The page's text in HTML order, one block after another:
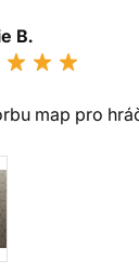
B.
map pro